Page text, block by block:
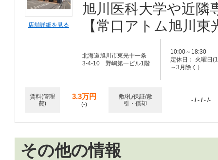
店舗詳細を見る
旭川医科大学や近隣
【常口アトム旭川東
北海道旭川市東光十一条
3-4-10 野嶋第一ビル1階
10:00～18:30
定休日： 火曜日(1
～3月除く）
賃料(管理
費)
3.3万円
(-)
敷/礼/保証/敷
引・償却
- / - / - /-
その他の情報